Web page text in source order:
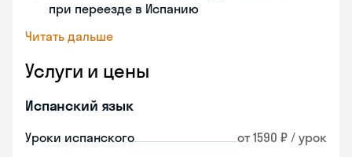
при переезде в Испанию
Читать дальше
Услуги и цены
Испанский язык
Уроки испанского от 1590 ₽ / урок